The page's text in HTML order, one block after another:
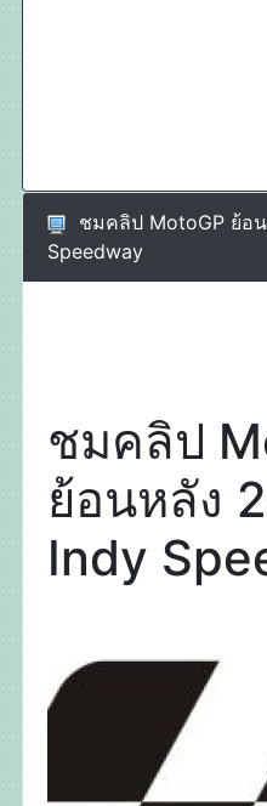
ชมคลิป MotoGP ย้อ
Speedway
ชมคลิป
ย้อนหลัง
Indy